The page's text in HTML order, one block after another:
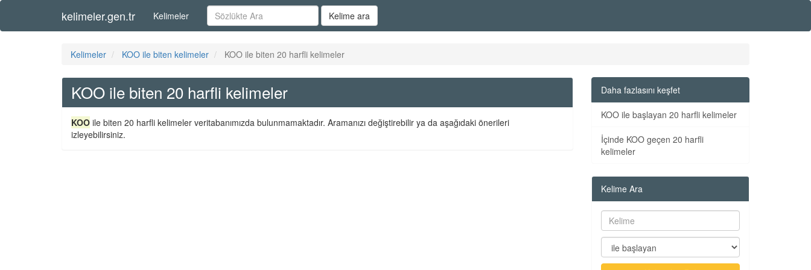
kelimeler.gen.tr Kelimeler Kelime ara
Kelimeler KOO ile biten kelimeler KOO ile biten 20 harfli kelimeler
KOO ile biten 20 harfli kelimeler
KOO ile biten 20 harfli kelimeler veritabanımızda bulunmamaktadır. Aramanızı değiştirebilir ya da aşağıdaki önerileri
izleyebilirsiniz.
Daha fazlasını keşfet
KOO ile başlayan 20 harfli kelimeler
İçinde KOO geçen 20 harfli
kelimeler
Kelime Ara